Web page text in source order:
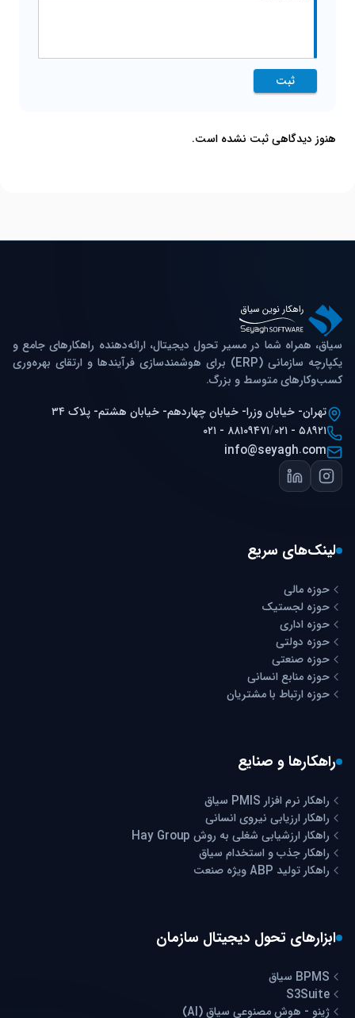
ثبت
هنوز دیدگاهی ثبت نشده است.
سیاق، همراه شما در مسیر تحول دیجیتال، ارائه‌دهنده راهکارهای جامع و
یکپارچه سازمانی (ERP) برای هوشمندسازی فرآیندها و ارتقای بهره‌وری
کسب‌وکارهای متوسط و بزرگ.
تهران- خیابان وزرا- خیابان چهاردهم- خیابان هشتم- پلاک ۳۴
۰۲۱ - ۸۸۱۰۹۴۷۱/۰۲۱ - ۵۸۹۲۱
info@seyagh.com
لینک‌های سریع
حوزه مالی
حوزه لجستیک
حوزه اداری
حوزه دولتی
حوزه صنعتی
حوزه منابع انسانی
حوزه ارتباط با مشتریان
راهکارها و صنایع
راهکار نرم افزار PMIS سیاق
راهکار ارزیابی نیروی انسانی
راهکار ارزشیابی شغلی به روش Hay Group
راهکار جذب و استخدام سیاق
راهکار تولید ABP ویژه صنعت
ابزارهای تحول دیجیتال سازمان
BPMS سیاق
S3Suite
ژینو - هوش مصنوعی سیاق (AI)